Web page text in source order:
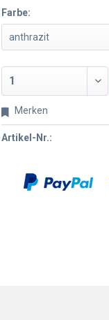
Farbe:
Merken
Artikel-Nr.: